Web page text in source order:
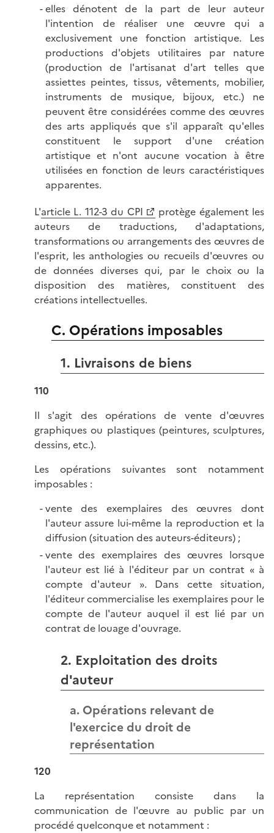
elles dénotent de la part de leur auteur
l'intention de réaliser une œuvre qui a
exclusivement une fonction artistique. Les
productions d'objets utilitaires par nature
(production de l'artisanat d'art telles que
assiettes peintes, tissus, vêtements, mobilier,
instruments de musique, bijoux, etc.) ne
peuvent être considérées comme des œuvres
des arts appliqués que s'il apparaît qu'elles
constituent le support d'une création
artistique et n'ont aucune vocation à être
utilisées en fonction de leurs caractéristiques
apparentes.
L'article L. 112-3 du CPI
protège également les
auteurs de traductions, d'adaptations,
transformations ou arrangements des œuvres de
l'esprit, les anthologies ou recueils d'œuvres ou
de données diverses qui, par le choix ou la
disposition des matières, constituent des
créations intellectuelles.
C. Opérations imposables
1. Livraisons de biens
110
Il s'agit des opérations de vente d'œuvres
graphiques ou plastiques (peintures, sculptures,
dessins, etc.).
Les opérations suivantes sont notamment
imposables :
vente des exemplaires des œuvres dont
l'auteur assure lui-même la reproduction et la
diffusion (situation des auteurs-éditeurs) ;
vente des exemplaires des œuvres lorsque
l'auteur est lié à l'éditeur par un contrat « à
compte d'auteur ». Dans cette situation,
l'éditeur commercialise les exemplaires pour le
compte de l'auteur auquel il est lié par un
contrat de louage d'ouvrage.
2. Exploitation des droits
d'auteur
a. Opérations relevant de
l'exercice du droit de
représentation
120
La représentation consiste dans la
communication de l'œuvre au public par un
procédé quelconque et notamment :